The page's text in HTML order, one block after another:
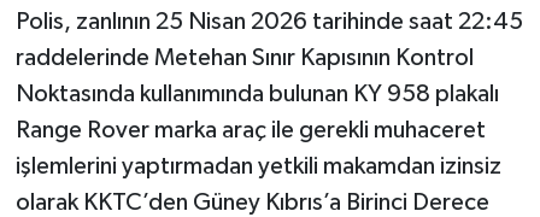
Polis, zanlının 25 Nisan 2026 tarihinde saat 22:45
raddelerinde Metehan Sınır Kapısının Kontrol
Noktasında kullanımında bulunan KY 958 plakalı
Range Rover marka araç ile gerekli muhaceret
işlemlerini yaptırmadan yetkili makamdan izinsiz
olarak KKTC’den Güney Kıbrıs’a Birinci Derece